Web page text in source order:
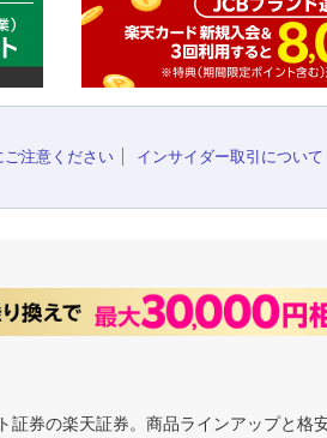
ご注意ください インサイダー取引について
券の楽天証券。商品ラインアップと